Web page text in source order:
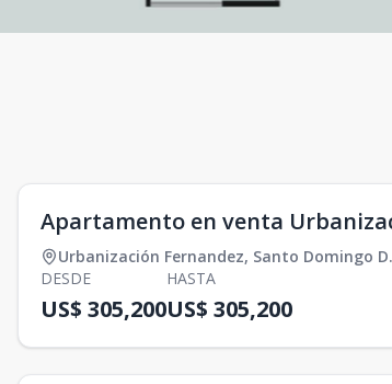
Apartamento en venta
Urbanización Fernandez, Santo Domingo
DESDE
US$ 305,200
HASTA
US$ 305,200